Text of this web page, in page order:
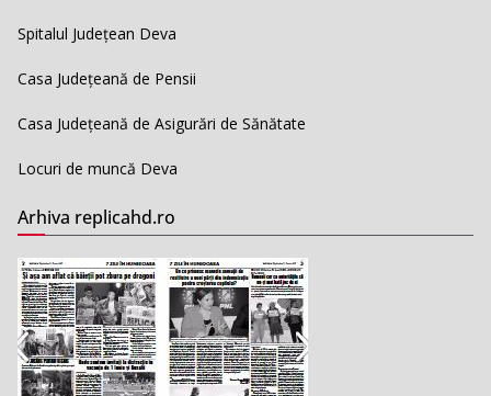
Spitalul Județean Deva
Casa Județeană de Pensii
Casa Județeană de Asigurări de Sănătate
Locuri de muncă Deva
Arhiva replicahd.ro